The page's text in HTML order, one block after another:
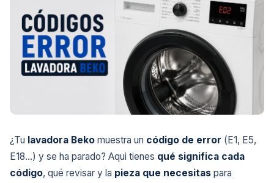
¿Tu lavadora Beko muestra un código de error (E1, E5,
E18...) y se ha parado? Aqui tienes qué significa cada
código, qué revisar y la pieza que necesitas para